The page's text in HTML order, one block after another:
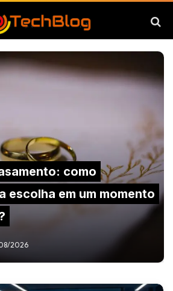
como
escolha em um momento
2026